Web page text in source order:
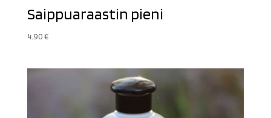
Saippuaraastin pieni
4,90€